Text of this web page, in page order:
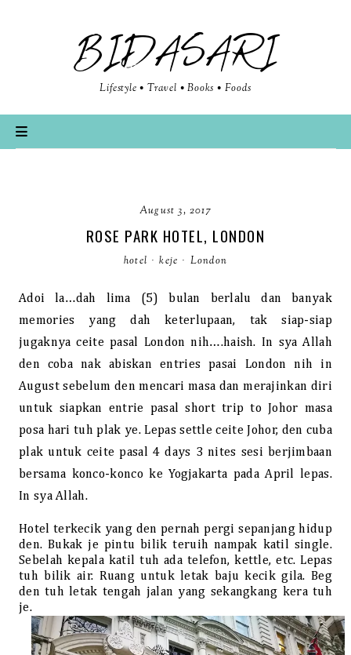
BIDASARI
Lifestyle • Travel • Books • Foods
August 3, 2017
ROSE PARK HOTEL, LONDON
hotel · keje · London
Adoi la…dah lima (5) bulan berlalu dan banyak
memories yang dah keterlupaan, tak siap-siap
jugaknya ceite pasal London nih….haish. In sya Allah
den coba nak abiskan entries pasai London nih in
August sebelum den mencari masa dan merajinkan diri
untuk siapkan entrie pasal short trip to Johor masa
posa hari tuh plak ye. Lepas settle ceite Johor, den cuba
plak untuk ceite pasal 4 days 3 nites sesi berjimbaan
bersama konco-konco ke Yogjakarta pada April lepas.
In sya Allah.
Hotel terkecik yang den pernah pergi sepanjang hidup
den. Bukak je pintu bilik teruih nampak katil single.
Sebelah kepala katil tuh ada telefon, kettle, etc. Lepas
tuh bilik air. Ruang untuk letak baju kecik gila. Beg
den tuh letak tengah jalan yang sekangkang kera tuh
je.